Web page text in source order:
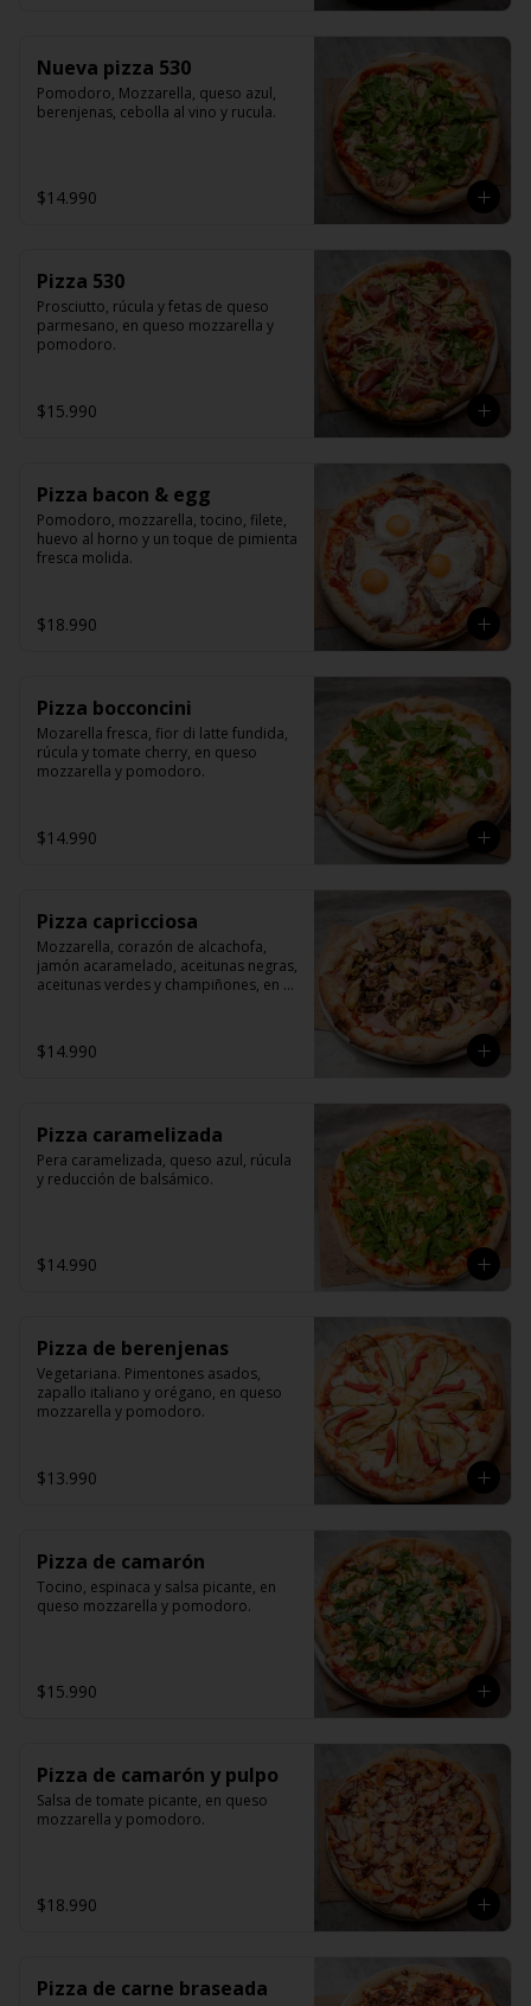
Nueva pizza 530
Pomodoro, Mozzarella, queso azul,
berenjenas, cebolla al vino y rucula.
$14.990
Pizza 530
Prosciutto, rúcula y fetas de queso
parmesano, en queso mozzarella y
pomodoro.
$15.990
Pizza bacon & egg
Pomodoro, mozzarella, tocino, filete,
huevo al horno y un toque de pimienta
fresca molida.
$18.990
Pizza bocconcini
Mozarella fresca, fior di latte fundida,
rúcula y tomate cherry, en queso
mozzarella y pomodoro.
$14.990
Pizza capricciosa
Mozzarella, corazón de alcachofa,
jamón acaramelado, aceitunas negras,
aceitunas verdes y champiñones, en
$14.990
Pizza caramelizada
Pera caramelizada, queso azul, rúcula
y reducción de balsámico.
$14.990
Pizza de berenjenas
Vegetariana. Pimentones asados,
zapallo italiano y orégano, en queso
mozzarella y pomodoro.
$13.990
Pizza de camarón
Tocino, espinaca y salsa picante, en
queso mozzarella y pomodoro.
$15.990
Pizza de camarón y pulpo
Salsa de tomate picante, en queso
mozzarella y pomodoro.
$18.990
Pizza de carne braseada